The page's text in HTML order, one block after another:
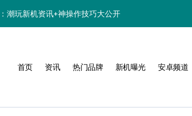
潮玩新机资讯+神操作技巧大公开
点全解析+超实用技巧攻略
亮点一网打尽速看
续航，亮点配置全曝光！
速览优惠别错过！
首页 资讯 热门品牌 新机曝光 安卓频道